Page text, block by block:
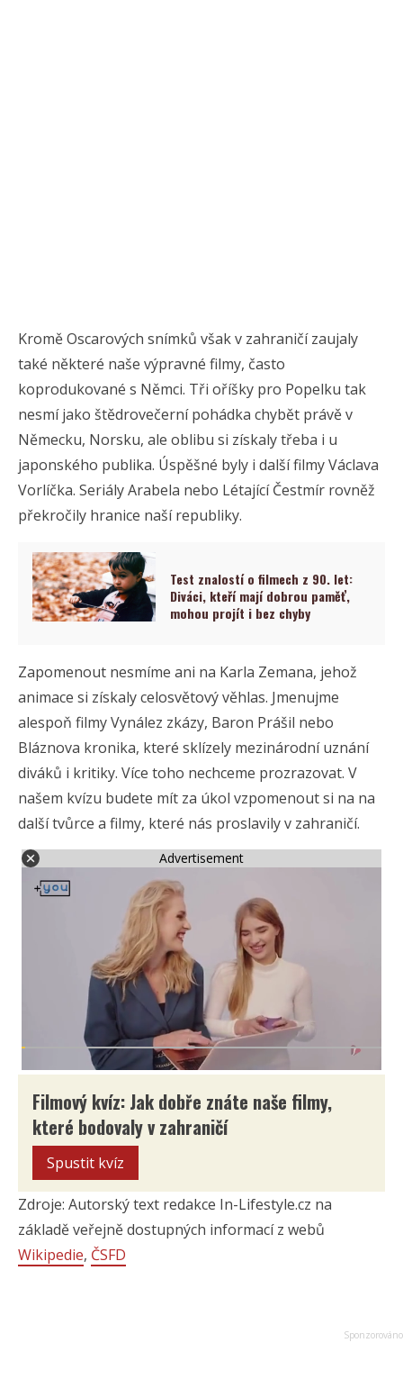
Kromě Oscarových snímků však v zahraničí zaujaly
také některé naše výpravné filmy, často
koprodukované s Němci. Tři oříšky pro Popelku tak
nesmí jako štědrovečerní pohádka chybět právě v
Německu, Norsku, ale oblibu si získaly třeba i u
japonského publika. Úspěšné byly i další filmy Václava
Vorlíčka. Seriály Arabela nebo Létající Čestmír rovněž
překročily hranice naší republiky.
Test znalostí o filmech z 90. let:
Diváci, kteří mají dobrou paměť,
mohou projít i bez chyby
Zapomenout nesmíme ani na Karla Zemana, jehož
animace si získaly celosvětový věhlas. Jmenujme
alespoň filmy Vynález zkázy, Baron Prášil nebo
Bláznova kronika, které sklízely mezinárodní uznání
diváků i kritiky. Více toho nechceme prozrazovat. V
našem kvízu budete mít za úkol vzpomenout si na na
další tvůrce a filmy, které nás proslavily v zahraničí.
Advertisement
Filmový kvíz: Jak dobře znáte naše filmy,
které bodovaly v zahraničí
Spustit kvíz
Zdroje: Autorský text redakce In-Lifestyle.cz na
základě veřejně dostupných informací z webů
Wikipedie, ČSFD